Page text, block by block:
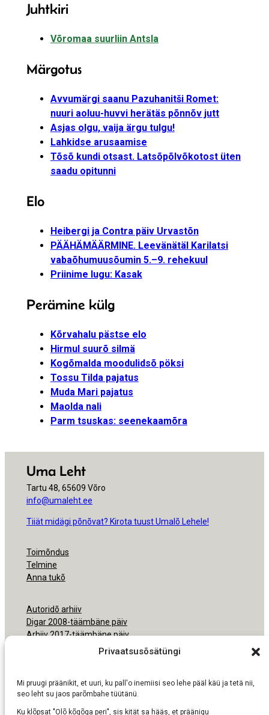
Privaatsusõsätüngi
Mi pruugi präänikit, et uuri, ku pall'o inemiisi seo lehe pääl käü ja tetä nii,
seo leht su jaos parõmbahe tüütänü.
Ku klõpsat "Olõ kõgõga peri", sis kität sa hääs, et präänigu
Juhtkiri
Võromaa suurliin Antsla
Märgotus
Avvumärgi saanu Pazuhanitši Romet:
nuuri aoluu-huvvi herätäs põnnõv jutt
Asjas olgu, vaija ärgu tulgu!
Lahkidse arusaamise
Tõsõ kundi otsast. Latsõpõlvõkotost üten
saadu opitunni
Elo
Heibergi ja Contra päiv Urvastõn
PÄÄHÄMÄÄRMINE. Leevänätäl Karilatsi
vabaõhumuusõumin 5.–9. rehekuul
Priinime lugu: Kasak
Perämine külg
Kõrvahalu pästse elo
Hirmul suurõ silmä
Kogõmalda moodulidsõ pöksi
Tossu Tilda pajatus
Muda Mari pajatus
Maolda nali
Parm tsuskas: seenekaamõra
Uma Leht
Tartu 48, 65609 Võro
info@umaleht.ee
Tiiät midägi põnõvat? Kirota tuust Umalõ Lehele!
Toimõndus
Telmine
Anna tukõ
Autoridõ arhiiv
Digar 2008-täämbäne päiv
Arhiiv 2017-täämbäne päiv
Ligipäsemine
Nõudmisõ pruukmisõs